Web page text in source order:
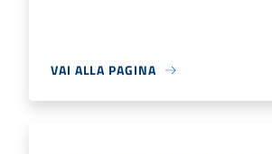
VAI ALLA PAGINA